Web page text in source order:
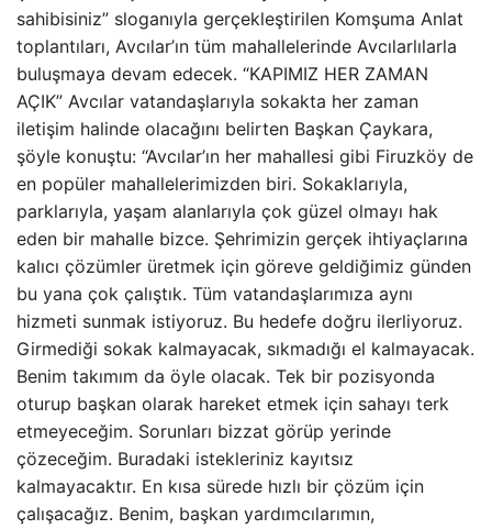
sahibisiniz” sloganıyla gerçekleştirilen Komşuma Anlat
toplantıları, Avcılar’ın tüm mahallelerinde Avcılarlılarla
buluşmaya devam edecek. “KAPIMIZ HER ZAMAN
AÇIK” Avcılar vatandaşlarıyla sokakta her zaman
iletişim halinde olacağını belirten Başkan Çaykara,
şöyle konuştu: “Avcılar’ın her mahallesi gibi Firuzköy de
en popüler mahallelerimizden biri. Sokaklarıyla,
parklarıyla, yaşam alanlarıyla çok güzel olmayı hak
eden bir mahalle bizce. Şehrimizin gerçek ihtiyaçlarına
kalıcı çözümler üretmek için göreve geldiğimiz günden
bu yana çok çalıştık. Tüm vatandaşlarımıza aynı
hizmeti sunmak istiyoruz. Bu hedefe doğru ilerliyoruz.
Girmediği sokak kalmayacak, sıkmadığı el kalmayacak.
Benim takımım da öyle olacak. Tek bir pozisyonda
oturup başkan olarak hareket etmek için sahayı terk
etmeyeceğim. Sorunları bizzat görüp yerinde
çözeceğim. Buradaki istekleriniz kayıtsız
kalmayacaktır. En kısa sürede hızlı bir çözüm için
çalışacağız. Benim, başkan yardımcılarımın,